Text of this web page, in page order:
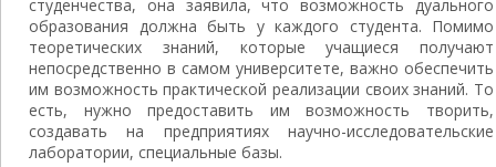
студенчества, она заявила, что возможность дуального
образования должна быть у каждого студента. Помимо
теоретических знаний, которые учащиеся получают
непосредственно в самом университете, важно обеспечить
им возможность практической реализации своих знаний. То
есть, нужно предоставить им возможность творить,
создавать на предприятиях научно-исследовательские
лаборатории, специальные базы.